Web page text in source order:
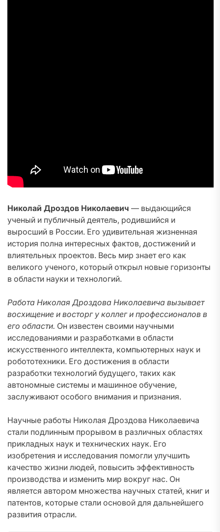
Николай Дроздов Николаевич — выдающийся
ученый и публичный деятель, родившийся и
выросший в России. Его удивительная жизненная
история полна интересных фактов, достижений и
влиятельных проектов. Весь мир знает его как
великого ученого, который открыл новые горизонты
в области науки и технологий.
Работа Николая Дроздова Николаевича вызывает
восхищение и восторг у коллег и профессионалов в
его области. Он известен своими научными
исследованиями и разработками в области
искусственного интеллекта, компьютерных наук и
робототехники. Его достижения в области
разработки технологий будущего, таких как
автономные системы и машинное обучение,
заслуживают особого внимания и признания.
Научные работы Николая Дроздова Николаевича
стали подлинным прорывом в различных областях
прикладных наук и технических наук. Его
изобретения и исследования помогли улучшить
качество жизни людей, повысить эффективность
производства и изменить мир вокруг нас. Он
является автором множества научных статей, книг и
патентов, которые стали основой для дальнейшего
развития отрасли.